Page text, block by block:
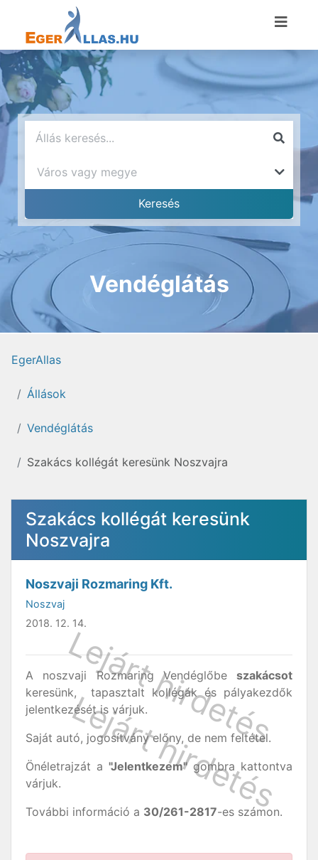
Vendéglátás
EgerAllas
Állások
Vendéglátás
Szakács kollégát keresünk Noszvajra
Szakács kollégát keresünk
Noszvajra
Noszvaji Rozmaring Kft.
Noszvaj
2018. 12. 14.
A noszvaji Rozmaring Vendéglőbe szakácsot
keresünk, tapasztalt kollégák és pályakezdők
jelentkezését is várjuk.
Saját autó, jogosítvány előny, de nem feltétel.
Önéletrajzát a "Jelentkezem"gombra kattontva
várjuk.
További információ a 30/261-2817-es számon.